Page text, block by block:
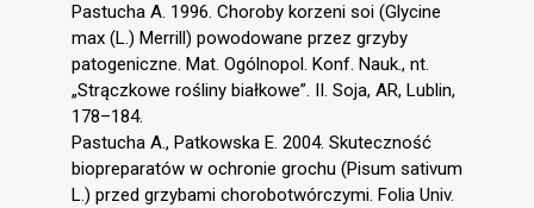
Pastucha A. 1996. Choroby korzeni soi (Glycine
max (L.) Merrill) powodowane przez grzyby
patogeniczne. Mat. Ogólnopol. Konf. Nauk., nt.
„Strączkowe rośliny białkowe”. II. Soja, AR, Lublin,
178–184.
Pastucha A., Patkowska E. 2004. Skuteczność
biopreparatów w ochronie grochu (Pisum sativum
L.) przed grzybami chorobotwórczymi. Folia Univ.